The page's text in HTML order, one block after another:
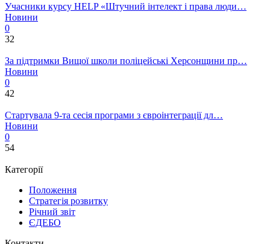
Учасники курсу HELP «Штучний інтелект і права люди…
Новини
0
32
За підтримки Вищої школи поліцейські Херсонщини пр…
Новини
0
42
Стартувала 9-та сесія програми з євроінтеграції дл…
Новини
0
54
Категорії
Положення
Стратегія розвитку
Річний звіт
ЄДЕБО